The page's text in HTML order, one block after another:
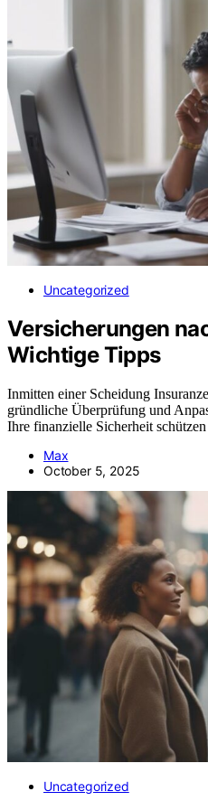
Uncategorized
Versicherungen
Wichtige Tipps
Inmitten einer Scheidung
gründliche Überprüfung und
Ihre finanzielle Sicherheit
Max
October 5, 2025
Uncategorized